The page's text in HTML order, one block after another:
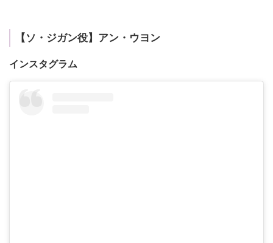
【ソ・ジガン役】アン・ウヨン
インスタグラム